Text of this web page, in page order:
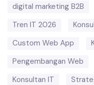
digital marketing B2B
Tren IT 2026
Custom Web App
Pengembangan Web
Konsultan IT